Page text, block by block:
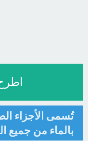
تُسمى الأجزاء
بالماء من جميع